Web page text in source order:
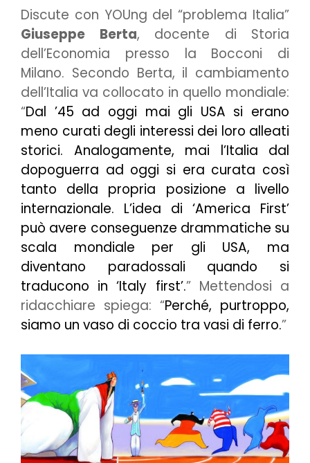
Discute con YOUng del “problema Italia”
Giuseppe Berta, docente di Storia
dell’Economia presso la Bocconi di
Milano. Secondo Berta, il cambiamento
dell’Italia va collocato in quello mondiale:
“Dal ’45 ad oggi mai gli USA si erano
meno curati degli interessi dei loro alleati
storici. Analogamente, mai l’Italia dal
dopoguerra ad oggi si era curata così
tanto della propria posizione a livello
internazionale. L’idea di ‘America First’
può avere conseguenze drammatiche su
scala mondiale per gli USA, ma
diventano paradossali quando si
traducono in ‘Italy first’.” Mettendosi a
ridacchiare spiega: “Perché, purtroppo,
siamo un vaso di coccio tra vasi di ferro.”